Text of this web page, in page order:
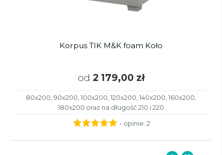
Korpus TIK M&K foam Koło
od 2 179,00 zł
80x200, 90x200, 100x200, 120x200, 140x200, 160x200,
180x200 oraz na długość 210 i 220
- opinie: 2